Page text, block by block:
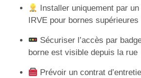
Installer uniquement par
IRVE pour bornes
Sécuriser l’accès par
borne est visible depuis la rue
Prévoir un contrat